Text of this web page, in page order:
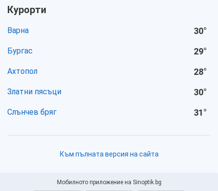
Курорти
Варна 30°
Бургас 29°
Ахтопол 28°
Златни пясъци 30°
Слънчев бряг 31°
Към пълната версия на сайта
Мобилното приложение на Sinoptik.bg